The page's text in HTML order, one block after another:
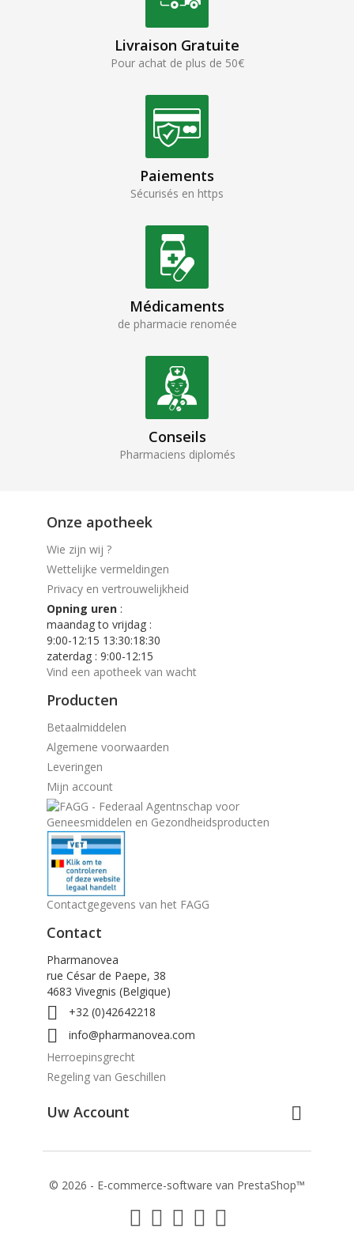
Livraison Gratuite
Pour achat de plus de 50€
Paiements
Sécurisés en https
Médicaments
de pharmacie renomée
Conseils
Pharmaciens diplomés
Onze apotheek
Wie zijn wij ?
Wettelijke vermeldingen
Privacy en vertrouwelijkheid
Opning uren :
maandag to vrijdag :
9:00-12:15 13:30:18:30
zaterdag : 9:00-12:15
Vind een apotheek van wacht
Producten
Betaalmiddelen
Algemene voorwaarden
Leveringen
Mijn account
Contactgegevens van het FAGG
Contact
Pharmanovea
rue César de Paepe, 38
4683 Vivegnis (Belgique)
 +32 (0)42642218

info@pharmanovea.com
Herroepinsgrecht
Regeling van Geschillen
Uw Account 
© 2026 - E-commerce-software van PrestaShop™